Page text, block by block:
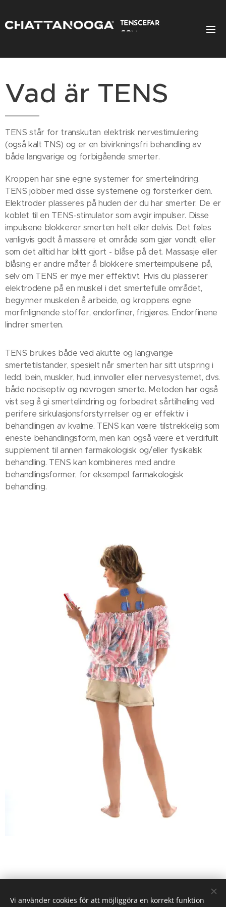
TENSCEFAR
COM
Vad är TENS
TENS står for transkutan elektrisk nervestimulering
(også kalt TNS) og er en bivirkningsfri behandling av
både langvarige og forbigående smerter.
Kroppen har sine egne systemer for smertelindring.
TENS jobber med disse systemene og forsterker dem.
Elektroder plasseres på huden der du har smerter. De er
koblet til en TENS-stimulator som avgir impulser. Disse
impulsene blokkerer smerten helt eller delvis. Det føles
vanligvis godt å massere et område som gjør vondt, eller
som det alltid har blitt gjort - blåse på det. Massasje eller
blåsing er andre måter å blokkere smerteimpulsene på,
selv om TENS er mye mer effektivt. Hvis du plasserer
elektrodene på en muskel i det smertefulle området,
begynner muskelen å arbeide, og kroppens egne
morfinlignende stoffer, endorfiner, frigjøres. Endorfinene
lindrer smerten.
TENS brukes både ved akutte og langvarige
smertetilstander, spesielt når smerten har sitt utspring i
ledd, bein, muskler, hud, innvoller eller nervesystemet, dvs.
både nociseptiv og nevrogen smerte. Metoden har også
vist seg å gi smertelindring og forbedret sårtilheling ved
perifere sirkulasjonsforstyrrelser og er effektiv i
behandlingen av kvalme. TENS kan være tilstrekkelig som
eneste behandlingsform, men kan også være et verdifullt
supplement til annen farmakologisk og/eller fysikalsk
behandling. TENS kan kombineres med andre
behandlingsformer, for eksempel farmakologisk
behandling.
Vi använder cookies för att möjliggöra en korrekt funktion